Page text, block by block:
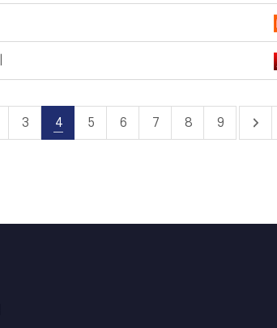
3 4 5 6 7 8 9